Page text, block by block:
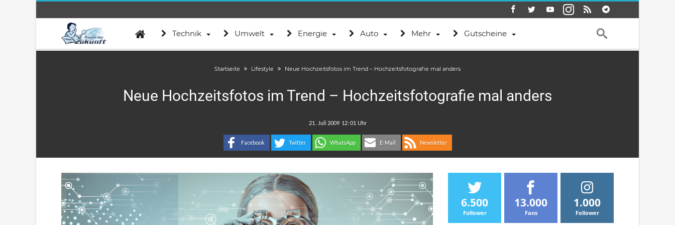
Technik Umwelt Energie Auto Mehr Gutscheine
Startseite Lifestyle Neue Hochzeitsfotos im Trend – Hochzeitsfotografie mal anders
Neue Hochzeitsfotos im Trend – Hochzeitsfotografie mal anders
:
Facebook Twitter WhatsApp E-Mail Newsletter
6.500
Follower
13.000
Fans
1.000
Follower